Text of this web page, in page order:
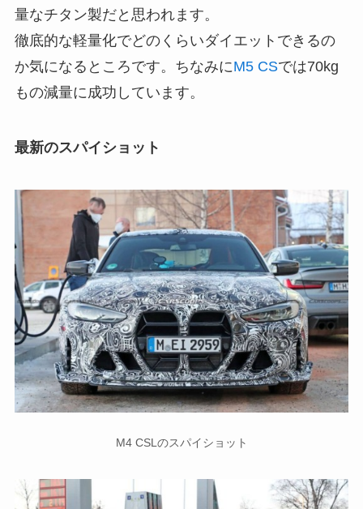
量なチタン製だと思われます。
徹底的な軽量化でどのくらいダイエットできるの
か気になるところです。ちなみにM5 CSでは70kg
もの減量に成功しています。
最新のスパイショット
M4 CSLのスパイショット